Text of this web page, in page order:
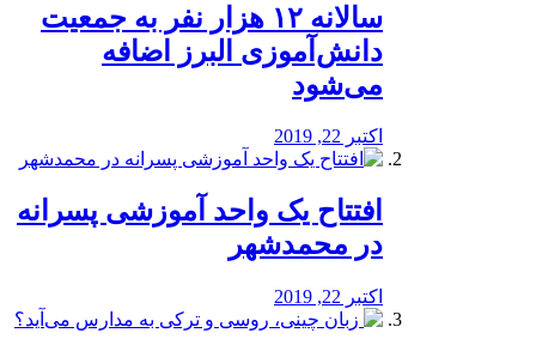
️سالانه ۱۲ هزار نفر به جمعیت
دانش‌آموزی البرز اضافه
می‌شود
اکتبر 22, 2019
افتتاح یک واحد آموزشی پسرانه
در محمدشهر
اکتبر 22, 2019